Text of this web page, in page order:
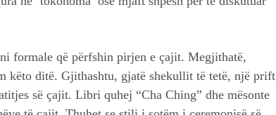
formale që përfshin pirjen e çajit. Megjithatë,
këto ditë. Gjithashtu, gjatë shekullit të tetë, një prift
së çajit. Libri quhej “Cha Ching” dhe mësonte